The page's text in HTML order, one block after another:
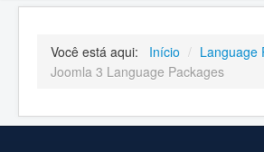
Você está aqui: Início / Language
Joomla 3 Language Packages